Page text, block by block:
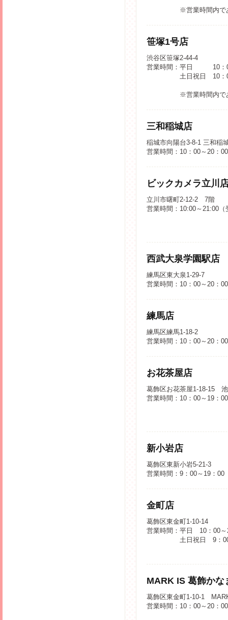
※営業時間内で
笹塚1号店
渋谷区笹塚2-44-4
営業時間：平日 10：00
土日祝日 10：
※営業時間内で
三和稲城店
稲城市向陽台3-8-1 三和稲
営業時間：10：00～20：
ビックカメラ立川
立川市曙町2-12-2 7階
営業時間：10:00～21:00（
西武大泉学園駅店
練馬区東大泉1-29-7
営業時間：10：00～20：
練馬店
練馬区練馬1-18-2
営業時間：10：00～20：00
お花茶屋店
葛飾区お花茶屋1-18-15
営業時間：10：00～19：00
新小岩店
葛飾区東新小岩5-21-3
営業時間：9：00～19：00
金町店
葛飾区東金町1-10-14
営業時間：平日 10：00
土日祝日 9：
MARK IS 葛飾かな
葛飾区東金町1-10-1
営業時間：10：00～20：